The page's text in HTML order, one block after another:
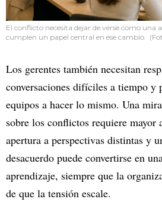
El conflicto necesita dejar de verse como una
cumplen un papel central en ese cambio.
Los gerentes también necesitan
conversaciones difíciles a tiempo y
equipos a hacer lo mismo. Una
sobre los conflictos requiere mayor
apertura a perspectivas distintas y
desacuerdo puede convertirse en
aprendizaje, siempre que la
de que la tensión escale.